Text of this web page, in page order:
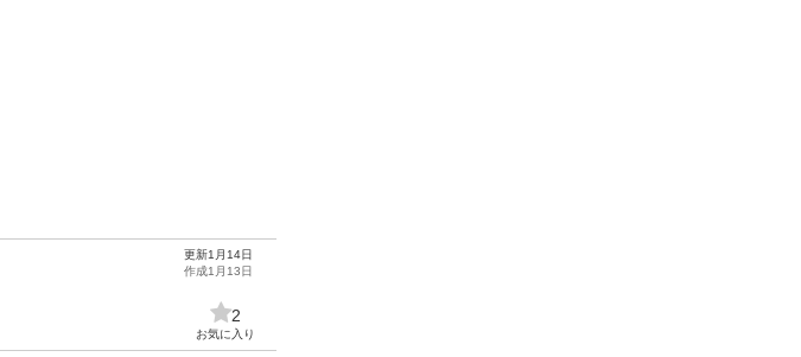
更新1月14日
作成1月13日
2
お気に入り